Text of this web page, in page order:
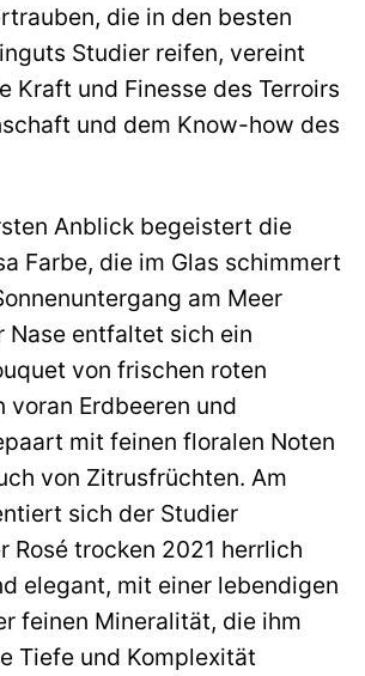
die in den besten
Studier reifen, vereint
Kraft und Finesse des Terroirs
und dem Know-how des
Anblick begeistert die
Farbe, die im Glas schimmert
am Meer
Nase entfaltet sich ein
von frischen roten
voran Erdbeeren und
mit feinen floralen Noten
von Zitrusfrüchten. Am
sich der Studier
Rosé trocken 2021 herrlich
elegant, mit einer lebendigen
feinen Mineralität, die ihm
Tiefe und Komplexität